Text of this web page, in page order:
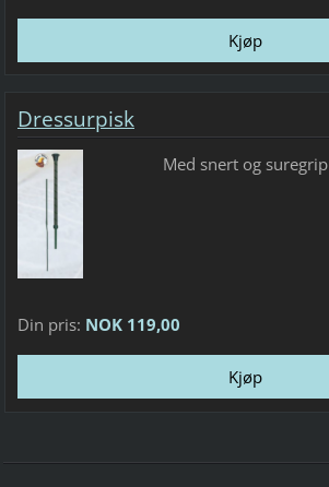
Dressurpisk
Med snert og suregrip
Din pris: NOK 119,00